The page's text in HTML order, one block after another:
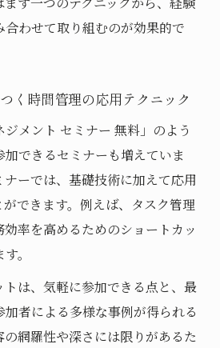
管理を強化する時間管理セミ
わせて取り組むのが効果的で
く時間管理の応用テクニック
メント セミナー 無料」のよう
できるセミナーも増えていま
ーでは、基礎技術に加えて応用
できます。例えば、タスク管理
率を高めるためのショートカッ
。
は、気軽に参加できる点と、最
者による多様な事例が得られる
網羅性や深さには限りがあるた